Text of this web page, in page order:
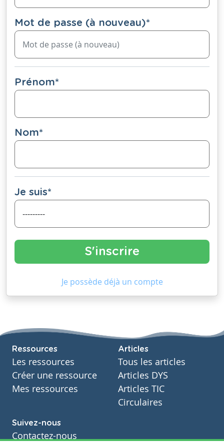
Mot de passe (à nouveau)*
Prénom*
Nom*
Je suis*
Je possède déjà un compte
Ressources
Les ressources
Créer une ressource
Mes ressources
Articles
Tous les articles
Articles DYS
Articles TIC
Circulaires
Suivez-nous
Contactez-nous